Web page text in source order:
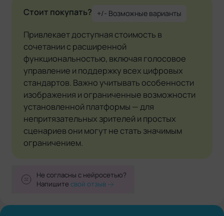
Стоит покупать? +/- Возможные варианты
Привлекает доступная стоимость в
сочетании с расширенной
функциональностью, включая голосовое
управление и поддержку всех цифровых
стандартов. Важно учитывать особенности
изображения и ограниченные возможности
установленной платформы — для
непритязательных зрителей и простых
сценариев они могут не стать значимым
ограничением.
Не согласны с нейросетью?
Напишитесвой отзыв